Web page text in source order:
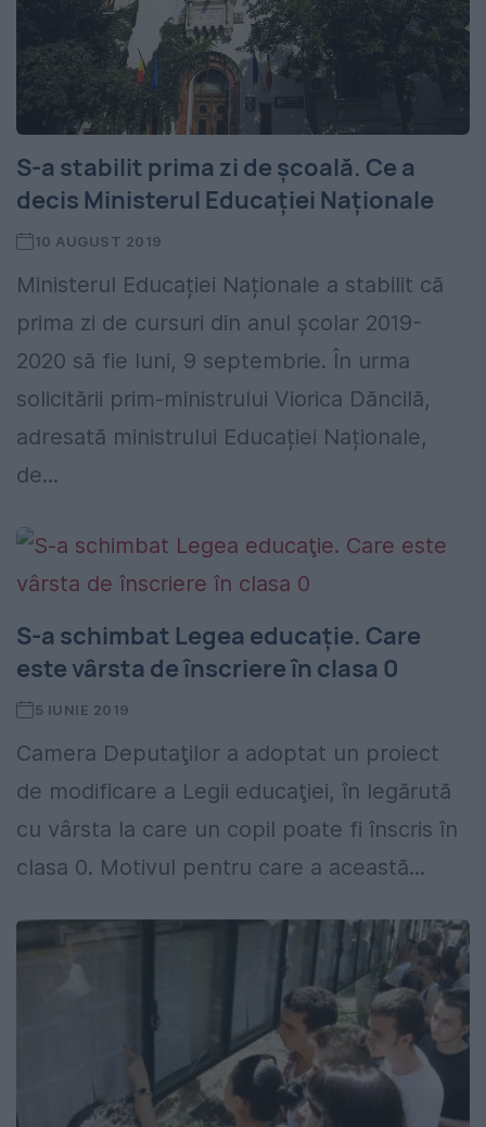
S-a stabilit prima zi de școală. Ce a
decis Ministerul Educației Naționale
10 AUGUST 2019
Ministerul Educației Naționale a stabilit că
prima zi de cursuri din anul școlar 2019-
2020 să fie luni, 9 septembrie. În urma
solicitării prim-ministrului Viorica Dăncilă,
adresată ministrului Educației Naționale,
de...
S-a schimbat Legea educaţie. Care
este vârsta de înscriere în clasa 0
5 IUNIE 2019
Camera Deputaţilor a adoptat un proiect
de modificare a Legii educaţiei, în legărută
cu vârsta la care un copil poate fi înscris în
clasa 0. Motivul pentru care a această...